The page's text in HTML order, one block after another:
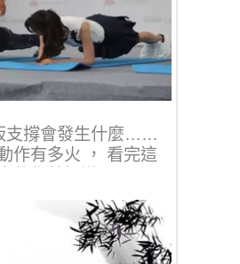
支撐會發生什麼……
作有多火 ， 看完這
的你就知道了！